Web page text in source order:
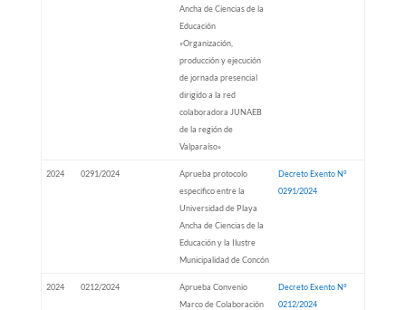
Ancha de Ciencias de la
Educación
«Organización,
producción y ejecución
de jornada presencial
dirigido a la red
colaboradora JUNAEB
de la región de
Valparaíso»
2024 0291/2024
Aprueba protocolo
especifico entre la
Universidad de Playa
Ancha de Ciencias de la
Educación y la Ilustre
Municipalidad de Concón
Decreto Exento N°
0291/2024
2024 0212/2024
Aprueba Convenio
Marco de Colaboración
Decreto Exento N°
0212/2024